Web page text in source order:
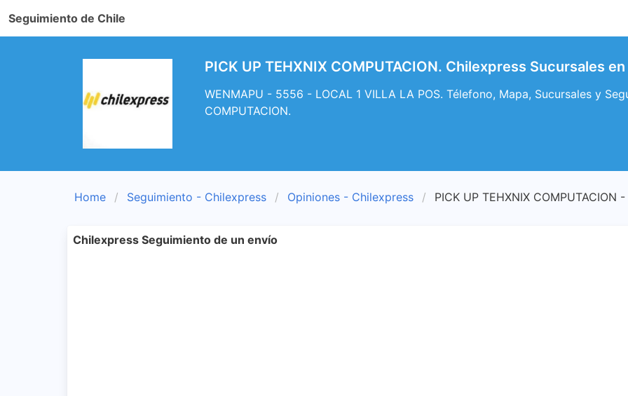
Seguimiento de Chile
PICK UP TEHXNIX COMPUTACION. Chilexpress Sucursales en
WENMAPU - 5556 - LOCAL 1 VILLA LA POS. Télefono, Mapa, Sucursales y
COMPUTACION.
Home Seguimiento - Chilexpress Opiniones - Chilexpress PICK UP TEHXNIX COMPUTACION
Chilexpress Seguimiento de un envío